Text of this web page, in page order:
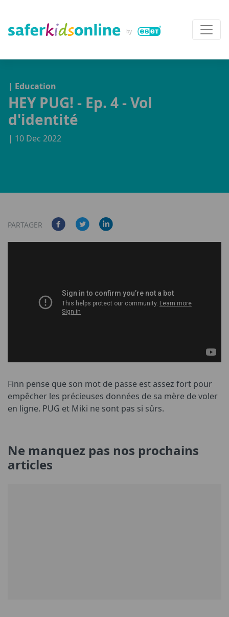
| Education
HEY PUG! - Ep. 4 - Vol
d'identité
| 10 Dec 2022
PARTAGER
Finn pense que son mot de passe est assez fort pour
empêcher les précieuses données de sa mère de voler
en ligne. PUG et Miki ne sont pas si sûrs.
Ne manquez pas nos prochains
articles